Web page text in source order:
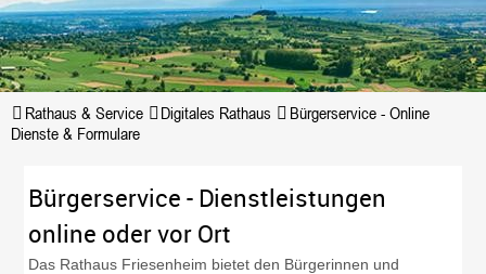
Rathaus & Service Digitales Rathaus
Bürgerservice - Online
Dienste & Formulare
Bürgerservice - Dienstleistungen
online oder vor Ort
Das Rathaus Friesenheim bietet den Bürgerinnen und